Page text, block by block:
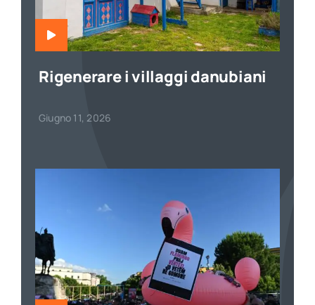
Rigenerare i villaggi danubiani
Giugno 11, 2026